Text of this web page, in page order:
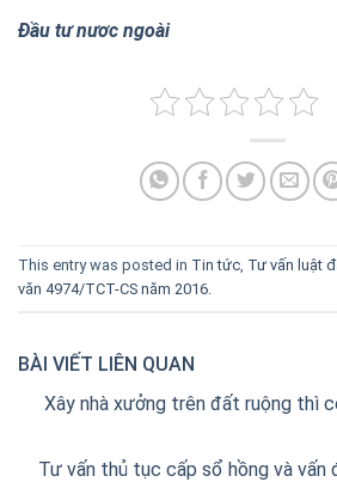
Đầu tư nươc ngoài
This entry was posted in Tin tức, Tư vấn luật
văn 4974/TCT-CS năm 2016.
BÀI VIẾT LIÊN QUAN
Xây nhà xưởng trên đất ruộng thì
Tư vấn thủ tục cấp sổ hồng và vấn